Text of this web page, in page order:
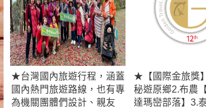
★台灣國內旅遊行程，涵蓋
國內熱門旅遊路線，也有專
為機關團體們設計、親友
★【國際金旅獎
秘遊原鄉2.布農
達瑪巒部落】3.